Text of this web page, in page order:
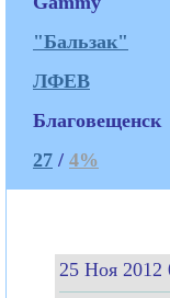
"Бальзак"
ЛФЕВ
Благовещенск
27 / 4%
25 Ноя 2012